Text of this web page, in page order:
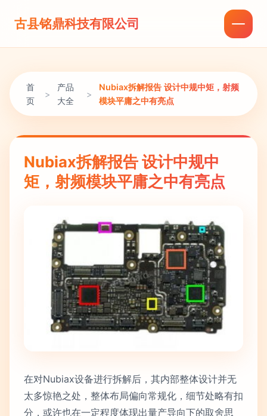
古县铭鼎科技有限公司
首
页
>
产品
大全
>
Nubiax拆解报告 设计中规中矩，射频
模块平庸之中有亮点
Nubiax拆解报告 设计中规中
矩，射频模块平庸之中有亮点
在对Nubiax设备进行拆解后，其内部整体设计并无
太多惊艳之处，整体布局偏向常规化，细节处略有扣
分，或许也在一定程度体现出量产导向下的取舍思